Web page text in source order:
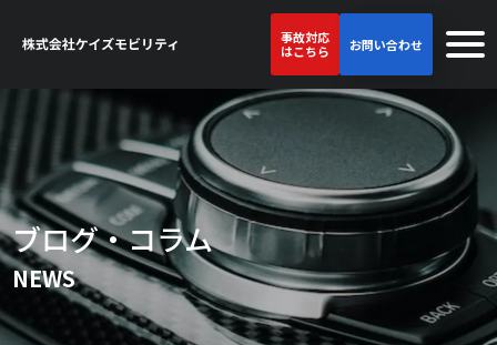
事故対応
はこちら
お問い合わせ
ブログ・コラム
NEWS